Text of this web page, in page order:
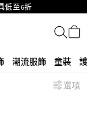
低至6折
價低至75折!
至6折，立即入手!
及LV專區！
潮流服飾 童裝
選項